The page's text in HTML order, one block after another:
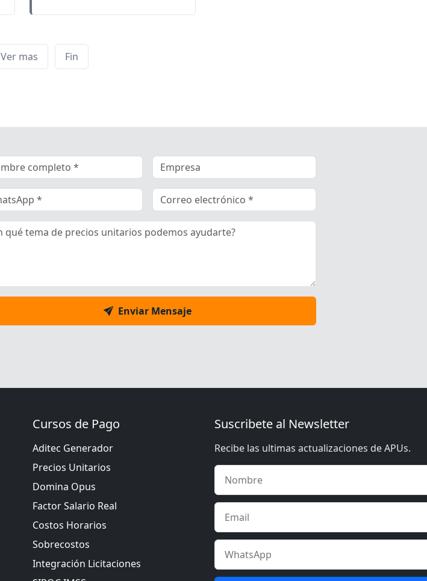
Ver mas Fin
Enviar Mensaje
Cursos de Pago
Aditec Generador
Precios Unitarios
Domina Opus
Factor Salario Real
Costos Horarios
Sobrecostos
Integración Licitaciones
Suscribete al Newsletter
Recibe las ultimas actualizaciones de APUs.